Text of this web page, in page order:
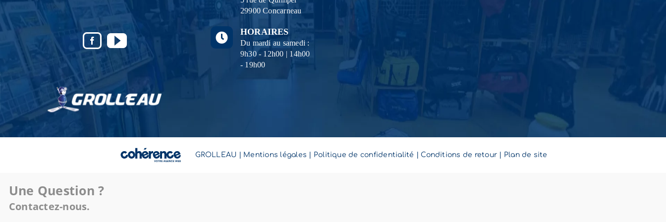
29900 Concarneau
HORAIRES
Du mardi au samedi :
9h30 - 12h00 | 14h00
- 19h00
GROLLEAU | Mentions légales | Politique de confidentialité | Conditions de retour | Plan de site
Une Question ?
Contactez-nous.